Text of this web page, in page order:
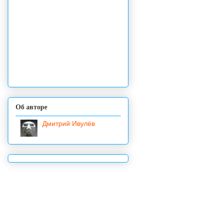
Об авторе
Дмитрий Ивулёв